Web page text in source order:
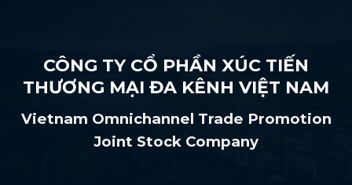
CÔNG TY CỔ PHẦN XÚC TIẾN
THƯƠNG MẠI ĐA KÊNH VIỆT NAM
Vietnam Omnichannel Trade Promotion
Joint Stock Company